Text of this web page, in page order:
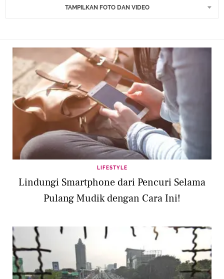
TAMPILKAN FOTO DAN VIDEO
LIFESTYLE
Lindungi Smartphone dari Pencuri Selama
Pulang Mudik dengan Cara Ini!